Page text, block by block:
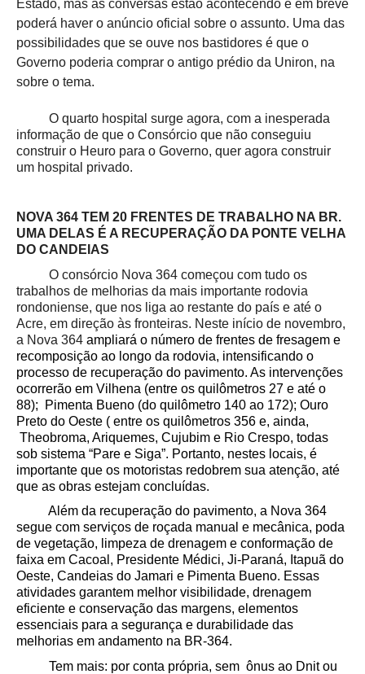
Estado, mas as conversas estão acontecendo e em breve
poderá haver o anúncio oficial sobre o assunto. Uma das
possibilidades que se ouve nos bastidores é que o
Governo poderia comprar o antigo prédio da Uniron, na
sobre o tema.
O quarto hospital surge agora, com a inesperada
informação de que o Consórcio que não conseguiu
construir o Heuro para o Governo, quer agora construir
um hospital privado.
NOVA 364 TEM 20 FRENTES DE TRABALHO NA BR.
UMA DELAS É A RECUPERAÇÃO DA PONTE VELHA
DO CANDEIAS
O consórcio Nova 364 começou com tudo os
trabalhos de melhorias da mais importante rodovia
rondoniense, que nos liga ao restante do país e até o
Acre, em direção às fronteiras. Neste início de novembro,
a Nova 364 ampliará o número de frentes de fresagem e
recomposição ao longo da rodovia, intensificando o
processo de recuperação do pavimento. As intervenções
ocorrerão em Vilhena (entre os quilômetros 27 e até o
88); Pimenta Bueno (do quilômetro 140 ao 172); Ouro
Preto do Oeste ( entre os quilômetros 356 e, ainda,
Theobroma, Ariquemes, Cujubim e Rio Crespo, todas
sob sistema “Pare e Siga”. Portanto, nestes locais, é
importante que os motoristas redobrem sua atenção, até
que as obras estejam concluídas.
Além da recuperação do pavimento, a Nova 364
segue com serviços de roçada manual e mecânica, poda
de vegetação, limpeza de drenagem e conformação de
faixa em Cacoal, Presidente Médici, Ji-Paraná, Itapuã do
Oeste, Candeias do Jamari e Pimenta Bueno. Essas
atividades garantem melhor visibilidade, drenagem
eficiente e conservação das margens, elementos
essenciais para a segurança e durabilidade das
melhorias em andamento na BR-364.
Tem mais: por conta própria, sem ônus ao Dnit ou